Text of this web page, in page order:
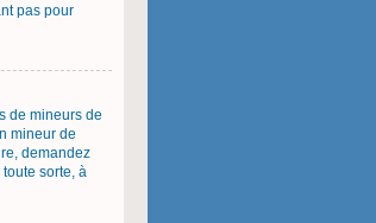
pas pour
de mineurs de
mineur de
demandez
sorte, à